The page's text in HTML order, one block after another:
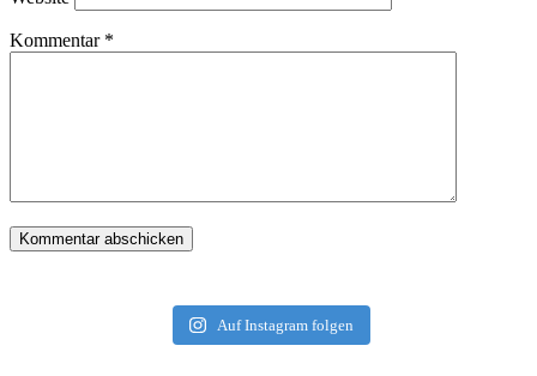
Kommentar *
Auf Instagram folgen